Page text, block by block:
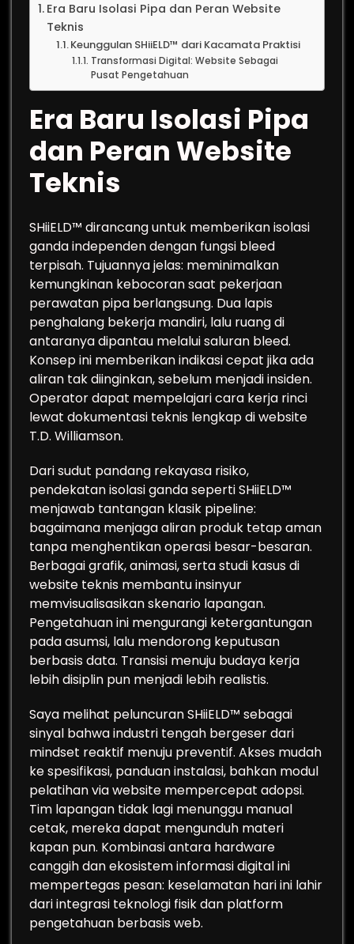
Era Baru Isolasi Pipa dan Peran Website
Teknis
Keunggulan SHiiELD™ dari Kacamata Praktisi
Transformasi Digital: Website Sebagai
Pusat Pengetahuan
Era Baru Isolasi Pipa
dan Peran Website
Teknis
SHiiELD™ dirancang untuk memberikan isolasi
ganda independen dengan fungsi bleed
terpisah. Tujuannya jelas: meminimalkan
kemungkinan kebocoran saat pekerjaan
perawatan pipa berlangsung. Dua lapis
penghalang bekerja mandiri, lalu ruang di
antaranya dipantau melalui saluran bleed.
Konsep ini memberikan indikasi cepat jika ada
aliran tak diinginkan, sebelum menjadi insiden.
Operator dapat mempelajari cara kerja rinci
lewat dokumentasi teknis lengkap di website
T.D. Williamson.
Dari sudut pandang rekayasa risiko,
pendekatan isolasi ganda seperti SHiiELD™
menjawab tantangan klasik pipeline:
bagaimana menjaga aliran produk tetap aman
tanpa menghentikan operasi besar-besaran.
Berbagai grafik, animasi, serta studi kasus di
website teknis membantu insinyur
memvisualisasikan skenario lapangan.
Pengetahuan ini mengurangi ketergantungan
pada asumsi, lalu mendorong keputusan
berbasis data. Transisi menuju budaya kerja
lebih disiplin pun menjadi lebih realistis.
Saya melihat peluncuran SHiiELD™ sebagai
sinyal bahwa industri tengah bergeser dari
mindset reaktif menuju preventif. Akses mudah
ke spesifikasi, panduan instalasi, bahkan modul
pelatihan via website mempercepat adopsi.
Tim lapangan tidak lagi menunggu manual
cetak, mereka dapat mengunduh materi
kapan pun. Kombinasi antara hardware
canggih dan ekosistem informasi digital ini
mempertegas pesan: keselamatan hari ini lahir
dari integrasi teknologi fisik dan platform
pengetahuan berbasis web.